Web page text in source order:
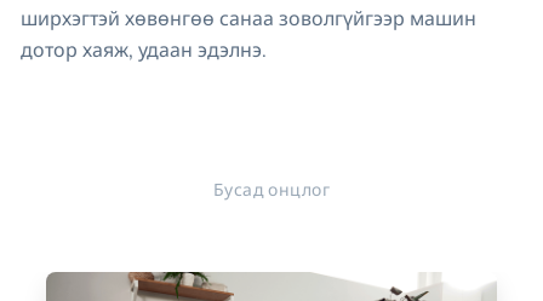
ширхэгтэй хөвөнгөө санаа зоволгүйгээр машин
дотор хаяж, удаан эдэлнэ.
Бусад онцлог